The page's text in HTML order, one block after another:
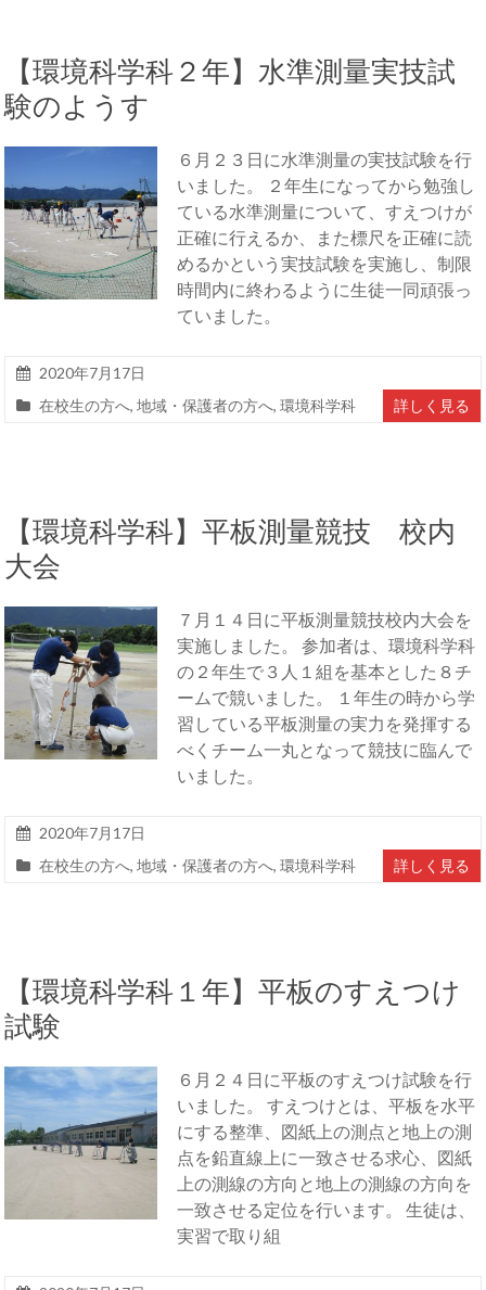
【環境科学科２年】水準測量実技試
験のようす
６月２３日に水準測量の実技試験を行
いました。 ２年生になってから勉強し
ている水準測量について、すえつけが
正確に行えるか、また標尺を正確に読
めるかという実技試験を実施し、制限
時間内に終わるように生徒一同頑張っ
ていました。
2020年7月17日
在校生の方へ,地域・保護者の方へ,環境科学科 詳しく見る
【環境科学科】平板測量競技 校内
大会
７月１４日に平板測量競技校内大会を
実施しました。 参加者は、環境科学科
の２年生で３人１組を基本とした８チ
ームで競いました。 １年生の時から学
習している平板測量の実力を発揮する
べくチーム一丸となって競技に臨んで
いました。
2020年7月17日
在校生の方へ,地域・保護者の方へ,環境科学科 詳しく見る
【環境科学科１年】平板のすえつけ
試験
６月２４日に平板のすえつけ試験を行
いました。 すえつけとは、平板を水平
にする整準、図紙上の測点と地上の測
点を鉛直線上に一致させる求心、図紙
上の測線の方向と地上の測線の方向を
一致させる定位を行います。 生徒は、
実習で取り組